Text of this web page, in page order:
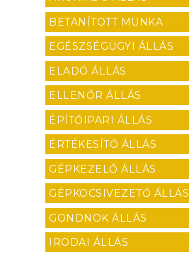
BETANÍTOTT MUNKA
EGÉSZSÉGÜGYI ÁLLÁS
ELADÓ ÁLLÁS
ELLENŐR ÁLLÁS
ÉPÍTŐIPARI ÁLLÁS
ÉRTÉKESÍTŐ ÁLLÁS
GÉPKEZELŐ ÁLLÁS
GÉPKOCSIVEZETŐ ÁLLÁS
GONDNOK ÁLLÁS
IRODAI ÁLLÁS